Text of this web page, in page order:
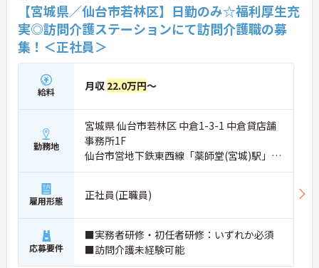
【宮城県／仙台市若林区】日勤のみ☆福利厚生充
実◎訪問介護ステーションにて訪問介護職の募
集！＜正社員＞
給料 月収 22.0万円～
勤務地
宮城県 仙台市若林区 中倉1-3-1 中倉貸店舗
事務所1F
仙台市営地下鉄東西線「薬師堂(宮城)駅」徒
歩10分
雇用形態 正社員(正職員)
応募要件
■実務者研修・初任者研修：いずれか必須
■訪問介護未経験可能